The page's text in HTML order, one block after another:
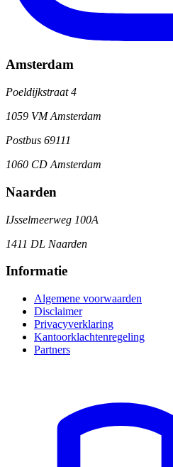
Amsterdam
Poeldijkstraat 4
1059 VM Amsterdam
Postbus 69111
1060 CD Amsterdam
Naarden
IJsselmeerweg 100A
1411 DL Naarden
Informatie
Algemene voorwaarden
Disclaimer
Privacyverklaring
Kantoorklachtenregeling
Partners